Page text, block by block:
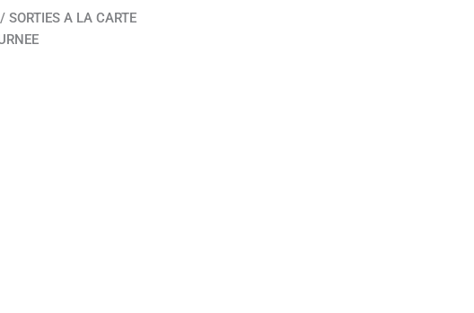
SORTIES A LA CARTE